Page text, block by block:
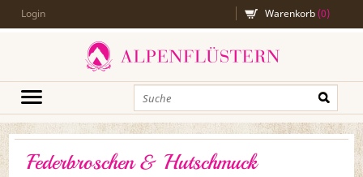
Login Warenkorb(0)
Federbroschen & Hutschmuck
Filter
Damen
Herren 9
Hochzeit 3